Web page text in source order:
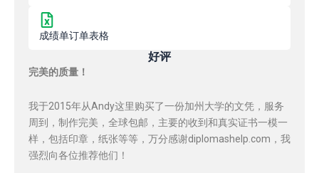
成绩单订单表格
好评
完美的质量！
我于2015年从Andy这里购买了一份加州大学的文凭，服务
周到，制作完美，全球包邮，主要的收到和真实证书一模一
样，包括印章，纸张等等，万分感谢diplomashelp.com，我
强烈向各位推荐他们！